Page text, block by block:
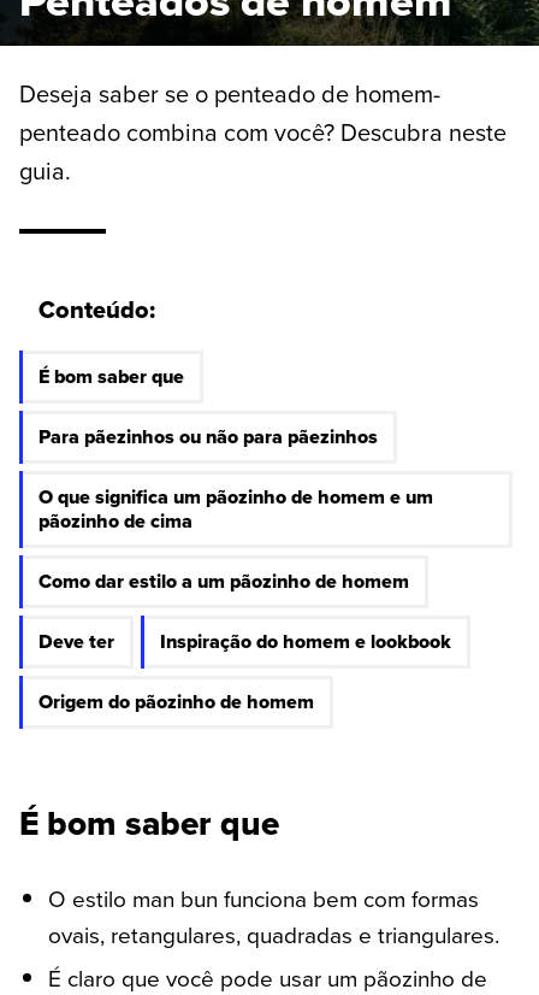
Deseja saber se o penteado de homem-
penteado combina com você? Descubra neste
guia.
Conteúdo:
É bom saber que
Para pãezinhos ou não para pãezinhos
O que significa um pãozinho de homem e um
pãozinho de cima
Como dar estilo a um pãozinho de homem
Deve ter Inspiração do homem e lookbook
Origem do pãozinho de homem
É bom saber que
O estilo man bun funciona bem com formas
ovais, retangulares, quadradas e triangulares.
É claro que você pode usar um pãozinho de